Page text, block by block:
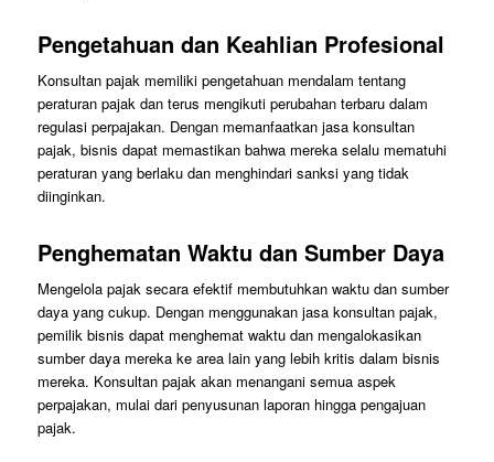
Pengetahuan dan Keahlian Profesional
Konsultan pajak memiliki pengetahuan mendalam tentang
peraturan pajak dan terus mengikuti perubahan terbaru dalam
regulasi perpajakan. Dengan memanfaatkan jasa konsultan
pajak, bisnis dapat memastikan bahwa mereka selalu mematuhi
peraturan yang berlaku dan menghindari sanksi yang tidak
diinginkan.
Penghematan Waktu dan Sumber Daya
Mengelola pajak secara efektif membutuhkan waktu dan sumber
daya yang cukup. Dengan menggunakan jasa konsultan pajak,
pemilik bisnis dapat menghemat waktu dan mengalokasikan
sumber daya mereka ke area lain yang lebih kritis dalam bisnis
mereka. Konsultan pajak akan menangani semua aspek
perpajakan, mulai dari penyusunan laporan hingga pengajuan
pajak.